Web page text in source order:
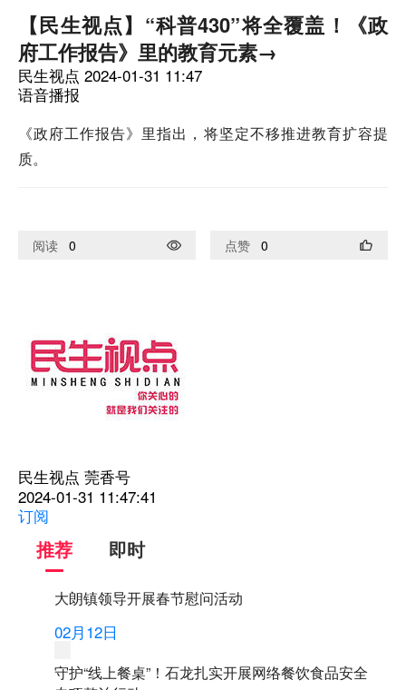
【民生视点】“科普430”将全覆盖！《政
府工作报告》里的教育元素→
民生视点 2024-01-31 11:47
语音播报
《政府工作报告》里指出，将坚定不移推进教育扩容提
质。
阅读 0 点赞 0
民生视点 莞香号
2024-01-31 11:47:41
订阅
推荐 即时
大朗镇领导开展春节慰问活动
02月12日
守护“线上餐桌”！石龙扎实开展网络餐饮食品安全